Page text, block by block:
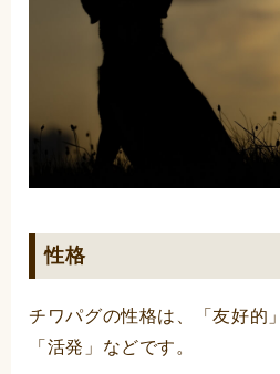
性格
チワパグの性格は、「友好的
「活発」などです。